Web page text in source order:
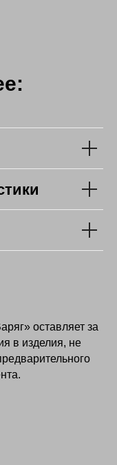
оставляет за
в изделия, не